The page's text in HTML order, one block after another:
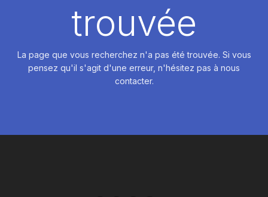
trouvée
La page que vous recherchez n'a pas été trouvée. Si vous
pensez qu'il s'agit d'une erreur, n'hésitez pas à nous
contacter.